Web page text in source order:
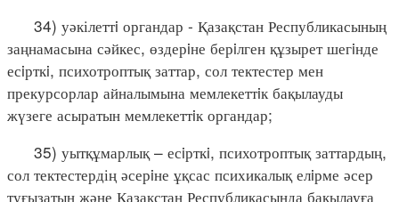
34) уәкілеттi органдар - Қазақстан Республикасының
заңнамасына сәйкес, өздерiне берiлген құзырет шегiнде
есiрткi, психотроптық заттар, сол тектестер мен
прекурсорлар айналымына мемлекеттiк бақылауды
жүзеге асыратын мемлекеттiк органдар;
35) уытқұмарлық – есiрткi, психотроптық заттардың,
сол тектестердің әсерiне ұқсас психикалық елiрме әсер
туғызатын және Қазақстан Республикасында бақылауға